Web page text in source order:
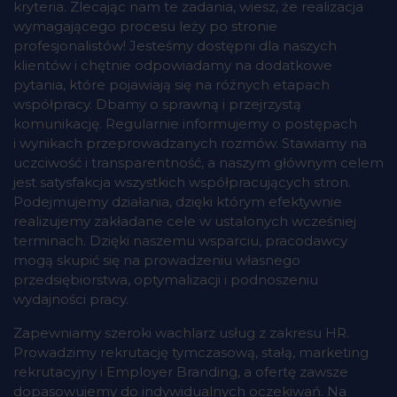
kryteria. Zlecając nam te zadania, wiesz, że realizacja
wymagającego procesu leży po stronie
profesjonalistów! Jesteśmy dostępni dla naszych
klientów i chętnie odpowiadamy na dodatkowe
pytania, które pojawiają się na różnych etapach
współpracy. Dbamy o sprawną i przejrzystą
komunikację. Regularnie informujemy o postępach
i wynikach przeprowadzanych rozmów. Stawiamy na
uczciwość i transparentność, a naszym głównym celem
jest satysfakcja wszystkich współpracujących stron.
Podejmujemy działania, dzięki którym efektywnie
realizujemy zakładane cele w ustalonych wcześniej
terminach. Dzięki naszemu wsparciu, pracodawcy
mogą skupić się na prowadzeniu własnego
przedsiębiorstwa, optymalizacji i podnoszeniu
wydajności pracy.
Zapewniamy szeroki wachlarz usług z zakresu HR.
Prowadzimy rekrutację tymczasową, stałą, marketing
rekrutacyjny i Employer Branding, a ofertę zawsze
dopasowujemy do indywidualnych oczekiwań. Na